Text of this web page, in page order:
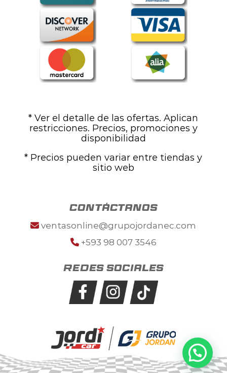
* Ver el detalle de las ofertas. Aplican
restricciones. Precios, promociones y
disponibilidad
* Precios pueden variar entre tiendas y
sitio web
contáctanos
ventasonline@grupojordanec.com
+593 98 007 3546
Redes sociales